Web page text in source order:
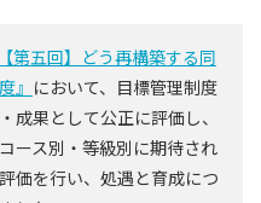
第五回】どう再構築する同
』 において、目標管理制度
成果として公正に評価し、
ース別・等級別に期待され
価を行い、処遇と育成につ